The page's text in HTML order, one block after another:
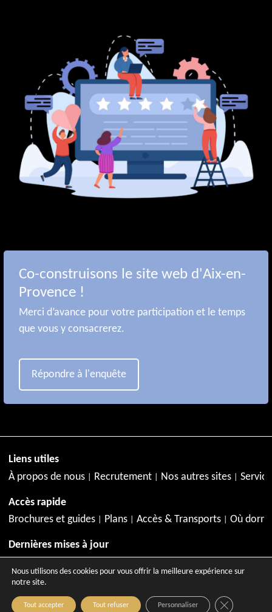
Co-construisons le site web d'Aix-en-
Provence !
Merci d’avance pour votre participation et le temps
que vous y consacrerez.
Répondre à l'enquête
Liens utiles
À propos de nous
Recrutement Nos autres sites
Accès rapide
Brochures et guides
Plans Accès & Transports Où
Dernières mises à jour
Nous utilisons des cookies pour vous offrir la meilleure expérience sur
notre site.
Tout accepter Tout refuser Personnaliser Close GDPR